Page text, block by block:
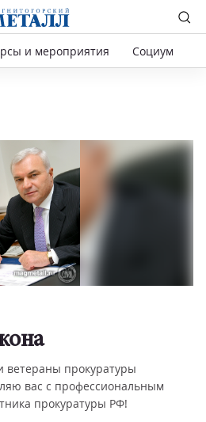
и мероприятия Социум
ветераны прокуратуры
вас с профессиональным
прокуратуры РФ!